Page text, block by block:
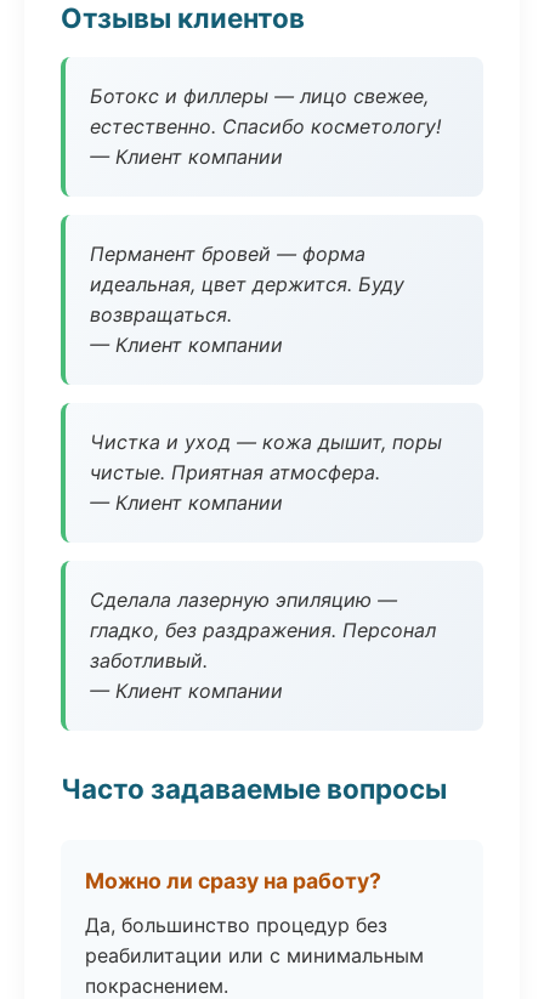
Отзывы клиентов
Ботокс и филлеры — лицо свежее,
естественно. Спасибо косметологу!
— Клиент компании
Перманент бровей — форма
идеальная, цвет держится. Буду
возвращаться.
— Клиент компании
Чистка и уход — кожа дышит, поры
чистые. Приятная атмосфера.
— Клиент компании
Сделала лазерную эпиляцию —
гладко, без раздражения. Персонал
заботливый.
— Клиент компании
Часто задаваемые вопросы
Можно ли сразу на работу?
Да, большинство процедур без
реабилитации или с минимальным
покраснением.